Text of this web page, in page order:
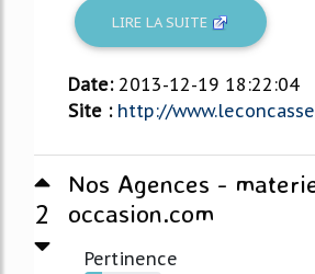
LIRE LA SUITE
Date: 2013-12-19 18:22:04
Site : http://
2
Nos Agences -
occasion.com
Pertinence